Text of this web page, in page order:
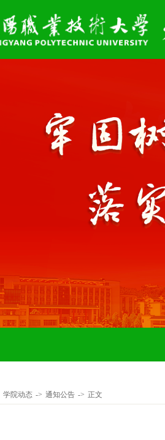
学院动态 -> 通知公告 -> 正文